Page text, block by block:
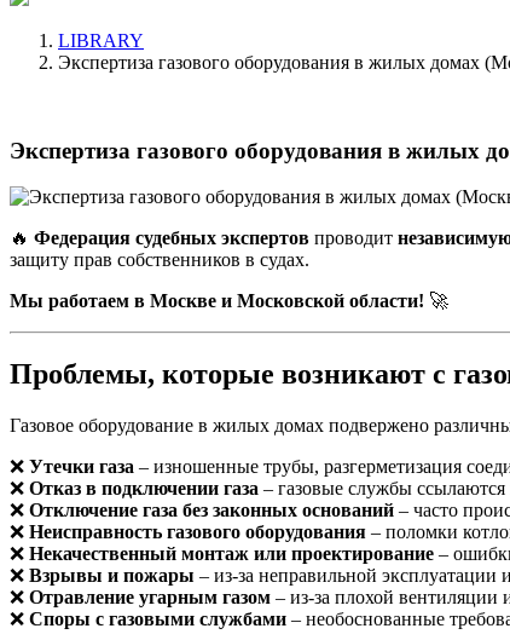
LIBRARY
Экспертиза газового оборудования в жилых домах
Экспертиза газового оборудования в жилых
🔥 Федерация судебных экспертов проводит
защиту прав собственников в судах.
Мы работаем в Москве и Московской области! 🚀
Проблемы, которые возникают с
Газовое оборудование в жилых домах подвержено
❌ Утечки газа – изношенные трубы, разгерметизация
❌ Отказ в подключении газа – газовые службы
❌ Отключение газа без законных оснований – часто
❌ Неисправность газового оборудования – поломки
❌ Некачественный монтаж или проектирование –
❌ Взрывы и пожары – из-за неправильной эксплуатации
❌ Отравление угарным газом – из-за плохой
❌ Споры с газовыми службами – необоснованные